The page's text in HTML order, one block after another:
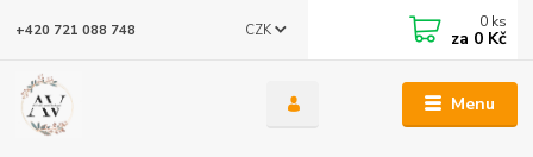
Menu
CZK
+420 721 088 748 0 ks
za 0 Kč